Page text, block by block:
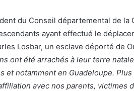
du Conseil départemental de la
ayant effectué le
Losbar, un esclave déporté de
ont été arrachés à leur terre
et notamment en Guadeloupe. Plus
avec nos parents, victimes